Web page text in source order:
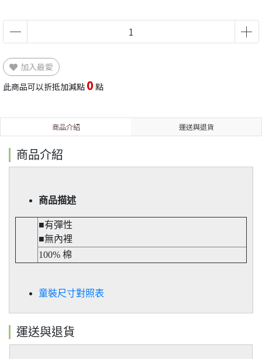
加入最愛
此商品可以折抵加減點 0 點
商品介紹 運送與退貨
商品介紹
商品描述
■有彈性
■無內裡
100% 棉
童裝尺寸對照表
運送與退貨